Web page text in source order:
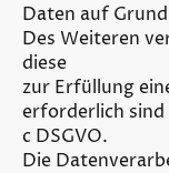
Daten auf
Des Weiteren
diese
zur Erfüllung
erforderlich sind
c DSGVO.
Die